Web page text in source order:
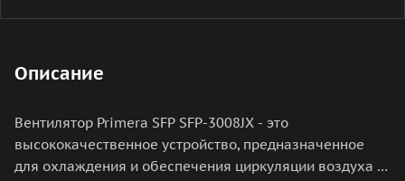
Описание
Вентилятор Primera SFP SFP-3008JX - это
высококачественное устройство, предназначенное
для охлаждения и обеспечения циркуляции воздуха в